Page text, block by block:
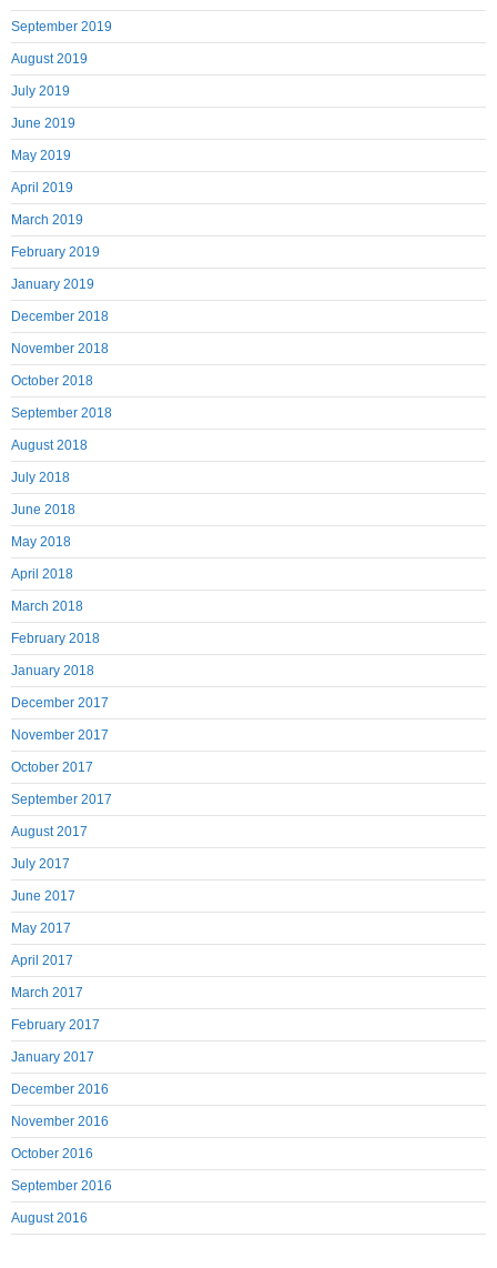
September 2019
August 2019
July 2019
June 2019
May 2019
April 2019
March 2019
February 2019
January 2019
December 2018
November 2018
October 2018
September 2018
August 2018
July 2018
June 2018
May 2018
April 2018
March 2018
February 2018
January 2018
December 2017
November 2017
October 2017
September 2017
August 2017
July 2017
June 2017
May 2017
April 2017
March 2017
February 2017
January 2017
December 2016
November 2016
October 2016
September 2016
August 2016